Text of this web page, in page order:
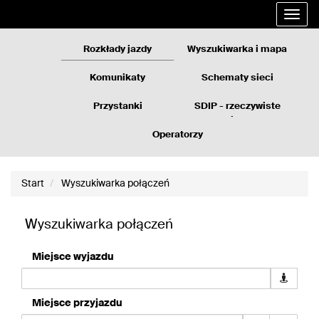
Rozkłady jazdy Wyszukiwarka i mapa
Komunikaty Schematy sieci
Przystanki
SDIP - rzeczywiste
Operatorzy
Start Wyszukiwarka połączeń
Wyszukiwarka połączeń
Miejsce wyjazdu
Pobierz
dane
dla
Miejsce przyjazdu